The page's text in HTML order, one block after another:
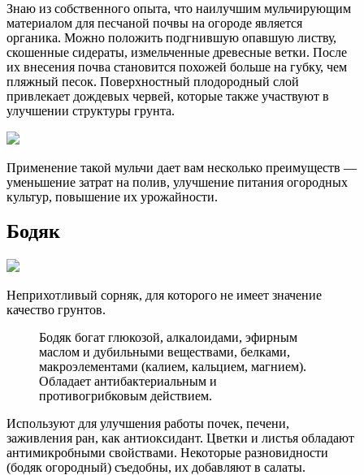
Знаю из собственного опыта, что наилучшим мульчирующим
материалом для песчаной почвы на огороде является
органика. Можно положить подгнившую опавшую листву,
скошенные сидераты, измельченные древесные ветки. После
их внесения почва становится похожей больше на губку, чем
пляжный песок. Поверхностный плодородный слой
привлекает дождевых червей, которые также участвуют в
улучшении структуры грунта.
Применение такой мульчи дает вам несколько преимуществ —
уменьшение затрат на полив, улучшение питания огородных
культур, повышение их урожайности.
Бодяк
Неприхотливый сорняк, для которого не имеет значение
качество грунтов.
Бодяк богат глюкозой, алкалоидами, эфирным
маслом и дубильными веществами, белками,
макроэлементами (калием, кальцием, магнием).
Обладает антибактериальным и
противогрибковым действием.
Используют для улучшения работы почек, печени,
заживления ран, как антиоксидант. Цветки и листья обладают
антимикробными свойствами. Некоторые разновидности
(бодяк огородный) съедобны, их добавляют в салаты.